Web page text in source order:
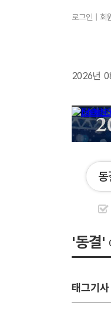
로그인 회
2026년
'동결'
태그기사